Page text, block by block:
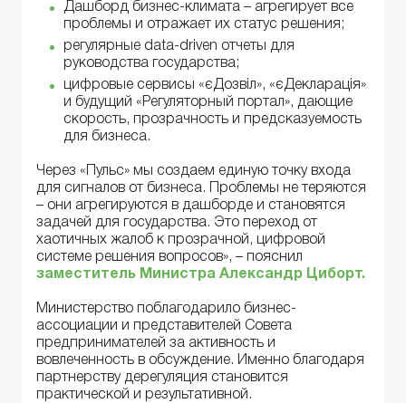
Дашборд бизнес-климата – агрегирует все
проблемы и отражает их статус решения;
регулярные data-driven отчеты для
руководства государства;
цифровые сервисы «єДозвіл», «єДекларація»
и будущий «Регуляторный портал», дающие
скорость, прозрачность и предсказуемость
для бизнеса.
Через «Пульс» мы создаем единую точку входа
для сигналов от бизнеса. Проблемы не теряются
– они агрегируются в дашборде и становятся
задачей для государства. Это переход от
хаотичных жалоб к прозрачной, цифровой
системе решения вопросов», – пояснил
зам еститель М инистра Александр Циборт.
Министерство поблагодарило бизнес-
ассоциации и представителей Совета
предпринимателей за активность и
вовлеченность в обсуждение. Именно благодаря
партнерству дерегуляция становится
практической и результативной.